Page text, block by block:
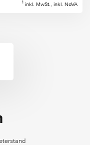
1 inkl. MwSt., inkl. NoVA